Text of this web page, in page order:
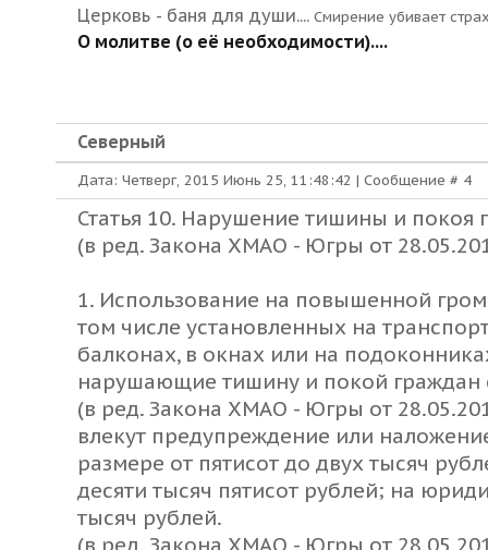
Церковь - баня для души.... Смирение убивает
О молитве (о её необходимости)....
Северный
Дата: Четверг, 2015 Июнь 25, 11:48:42 | Сообщение # 4
Статья 10. Нарушение тишины и покоя
(в ред. Закона ХМАО - Югры от
1. Использование на повышенной
том числе установленных на
балконах, в окнах или на
нарушающие тишину и покой граждан
(в ред. Закона ХМАО - Югры от
влекут предупреждение или
размере от пятисот до двух тысяч
десяти тысяч пятисот рублей; на
тысяч рублей.
(в ред. Закона ХМАО - Югры от